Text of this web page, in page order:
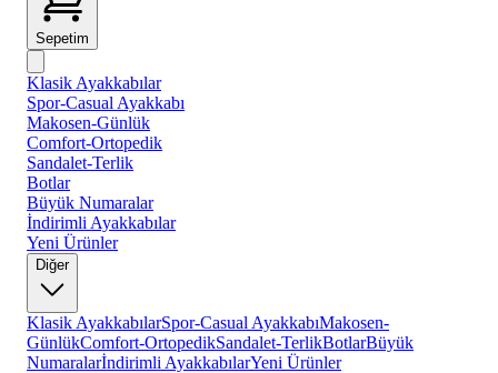
Sepetim
Klasik Ayakkabılar
Spor-Casual Ayakkabı
Makosen-Günlük
Comfort-Ortopedik
Sandalet-Terlik
Botlar
Büyük Numaralar
İndirimli Ayakkabılar
Yeni Ürünler
Diğer
Klasik AyakkabılarSpor-Casual AyakkabıMakosen-
GünlükComfort-OrtopedikSandalet-TerlikBotlarBüyük
Numaralarİndirimli AyakkabılarYeni Ürünler